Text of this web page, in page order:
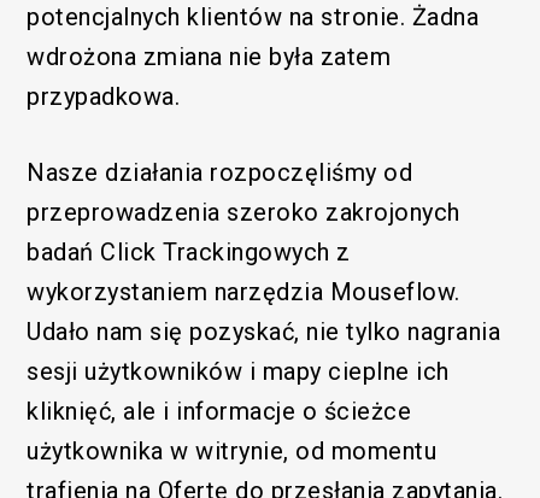
potencjalnych klientów na stronie. Żadna
wdrożona zmiana nie była zatem
przypadkowa.
Nasze działania rozpoczęliśmy od
przeprowadzenia szeroko zakrojonych
badań Click Trackingowych z
wykorzystaniem narzędzia Mouseflow.
Udało nam się pozyskać, nie tylko nagrania
sesji użytkowników i mapy cieplne ich
kliknięć, ale i informacje o ścieżce
użytkownika w witrynie, od momentu
trafienia na Ofertę do przesłania zapytania.